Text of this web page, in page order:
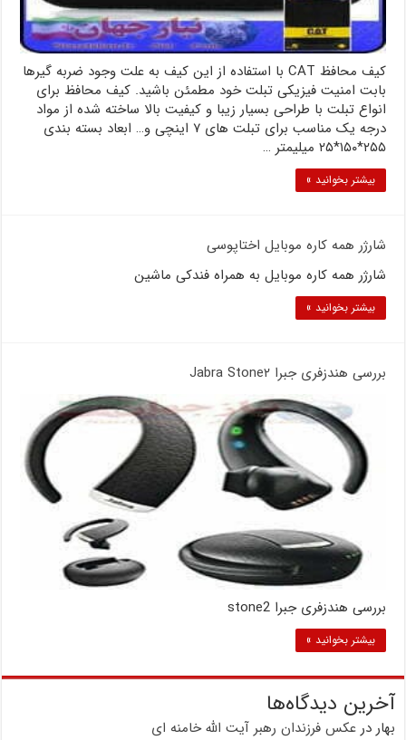
کیف محافظ CAT با استفاده از این کیف به علت وجود ضربه گیرها
بابت امنیت فیزیکی تبلت خود مطمئن باشید. کیف محافظ برای
انواع تبلت با طراحی بسیار زیبا و کیفیت بالا ساخته شده از مواد
درجه یک مناسب برای تبلت های ۷ اینچی و… ابعاد بسته بندی
۲۵۵*۱۵۰*۲۵ میلیمتر …
بیشتر بخوانید »
شارژر همه کاره موبایل اختاپوسی
شارژر همه کاره موبایل به همراه فندکی ماشین
بیشتر بخوانید »
بررسی هندزفری جبرا Jabra Stone۲
بررسی هندزفری جبرا stone2
بیشتر بخوانید »
آخرین دیدگاه‌ها
بهار درعکس فرزندان رهبر آیت الله خامنه ای